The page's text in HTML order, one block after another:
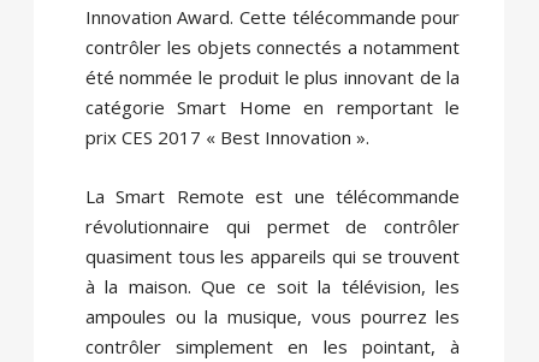
Innovation Award. Cette télécommande pour
contrôler les objets connectés a notamment
été nommée le produit le plus innovant de la
catégorie Smart Home en remportant le
prix CES 2017 « Best Innovation ».
La Smart Remote est une télécommande
révolutionnaire qui permet de contrôler
quasiment tous les appareils qui se trouvent
à la maison. Que ce soit la télévision, les
ampoules ou la musique, vous pourrez les
contrôler simplement en les pointant, à